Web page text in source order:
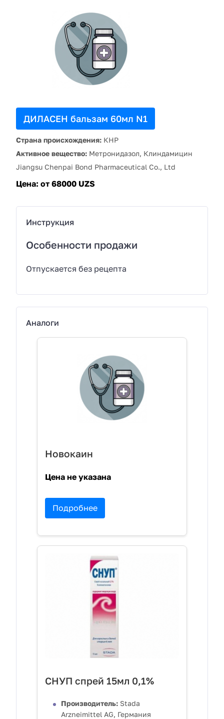
ДИЛАСЕН бальзам 60мл N1
Страна происхождения: КНР
Активное вещество: Метронидазол, Клиндамицин
Jiangsu Chenpai Bond Pharmaceutical Co., Ltd
Цена: от 68000 UZS
Инструкция
Особенности продажи
Отпускается без рецепта
Аналоги
Новокаин
Цена не указана
Подробнее
СНУП спрей 15мл 0,1%
Производитель: Stada
Arzneimittel AG, Германия